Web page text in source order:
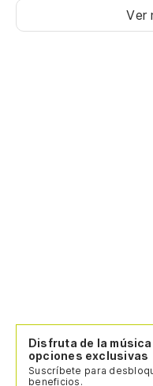
Ver
Disfruta de la
opciones exclusivas
Suscríbete para
beneficios.